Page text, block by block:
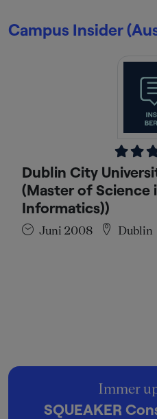
Campus Insider
Dublin City
(Master of Science
Informatics))
Juni 2008 Dublin
Immer
SQUEAKER